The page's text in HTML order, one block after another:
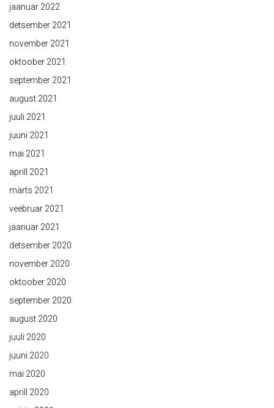
jaanuar 2022
detsember 2021
november 2021
oktoober 2021
september 2021
august 2021
juuli 2021
juuni 2021
mai 2021
aprill 2021
märts 2021
veebruar 2021
jaanuar 2021
detsember 2020
november 2020
oktoober 2020
september 2020
august 2020
juuli 2020
juuni 2020
mai 2020
aprill 2020